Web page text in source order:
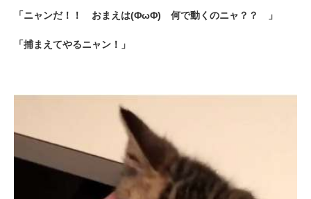
「ニャンだ！！ おまえは(ΦωΦ) 何で動くのニャ？？ 」
「捕まえてやるニャン！」